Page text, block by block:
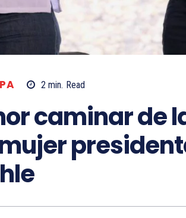
2 min. Read
caminar de